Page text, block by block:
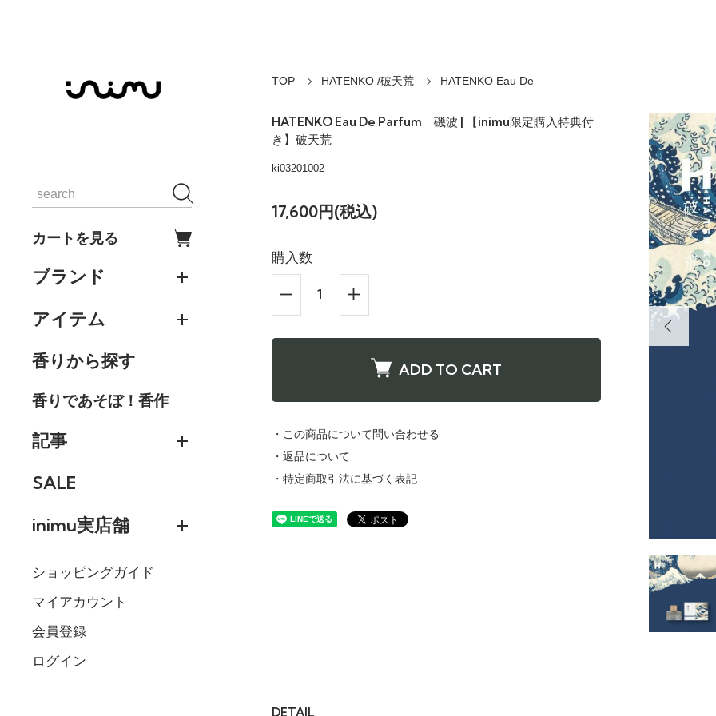
カートを見る
ブランド
アイテム
香りから探す
香りであそぼ！香作
記事
SALE
inimu実店舗
ショッピングガイド
マイアカウント
会員登録
ログイン
TOP HATENKO /破天荒 HATENKO Eau De
HATENKO Eau De Parfum 磯波 | 【inimu限定購入特典付
き】破天荒
ki03201002
17,600円(税込)
購入数
ADD TO CART
・この商品について問い合わせる
・返品について
・特定商取引法に基づく表記
DETAIL